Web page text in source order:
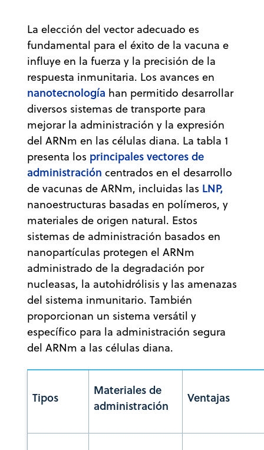
La elección del vector adecuado es
fundamental para el éxito de la vacuna e
influye en la fuerza y la precisión de la
respuesta inmunitaria. Los avances en
nanotecnología han permitido desarrollar
diversos sistemas de transporte para
mejorar la administración y la expresión
del ARNm en las células diana. La tabla 1
presenta los principales vectores de
administración centrados en el desarrollo
de vacunas de ARNm, incluidas las LNP,
nanoestructuras basadas en polímeros, y
materiales de origen natural. Estos
sistemas de administración basados en
nanopartículas protegen el ARNm
administrado de la degradación por
nucleasas, la autohidrólisis y las amenazas
del sistema inmunitario. También
proporcionan un sistema versátil y
específico para la administración segura
del ARNm a las células diana.
Tipos
Materiales de
administración
Ventajas